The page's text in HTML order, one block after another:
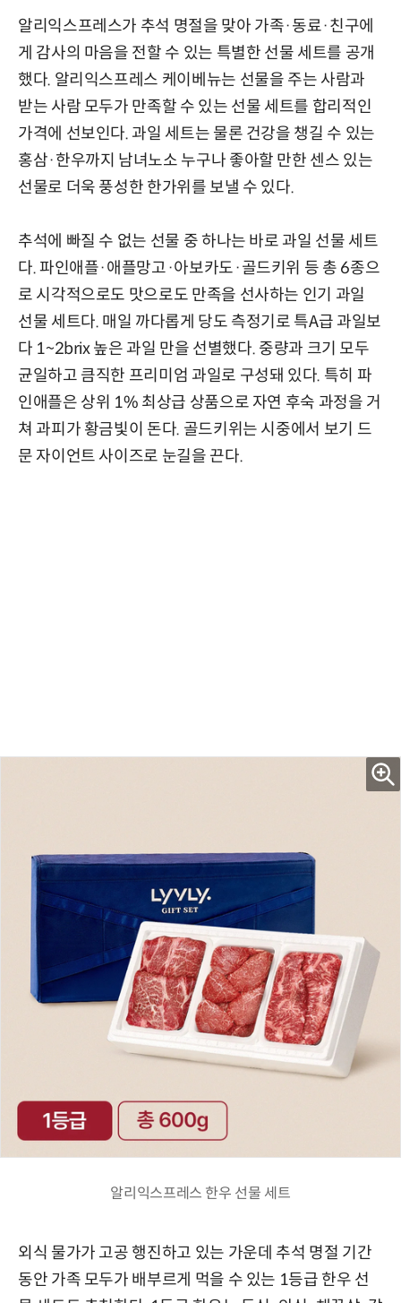
알리익스프레스가 추석 명절을 맞아 가족·동료·친구에
게 감사의 마음을 전할 수 있는 특별한 선물 세트를 공개
했다. 알리익스프레스 케이베뉴는 선물을 주는 사람과
받는 사람 모두가 만족할 수 있는 선물 세트를 합리적인
가격에 선보인다. 과일 세트는 물론 건강을 챙길 수 있는
홍삼·한우까지 남녀노소 누구나 좋아할 만한 센스 있는
선물로 더욱 풍성한 한가위를 보낼 수 있다.
추석에 빠질 수 없는 선물 중 하나는 바로 과일 선물 세트
다. 파인애플·애플망고·아보카도·골드키위 등 총 6종으
로 시각적으로도 맛으로도 만족을 선사하는 인기 과일
선물 세트다. 매일 까다롭게 당도 측정기로 특A급 과일보
다 1~2brix 높은 과일 만을 선별했다. 중량과 크기 모두
균일하고 큼직한 프리미엄 과일로 구성돼 있다. 특히 파
인애플은 상위 1% 최상급 상품으로 자연 후숙 과정을 거
쳐 과피가 황금빛이 돈다. 골드키위는 시중에서 보기 드
문 자이언트 사이즈로 눈길을 끈다.
알리익스프레스 한우 선물 세트
외식 물가가 고공 행진하고 있는 가운데 추석 명절 기간
동안 가족 모두가 배부르게 먹을 수 있는 1등급 한우 선